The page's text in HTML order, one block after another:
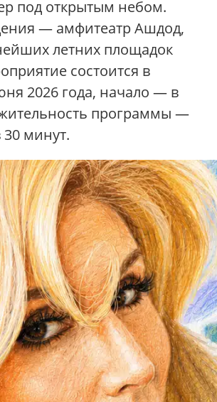
под открытым небом.
— амфитеатр Ашдод,
летних площадок
состоится в
2026 года, начало — в
программы —
30 минут.